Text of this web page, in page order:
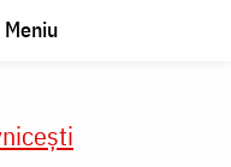
Meniu